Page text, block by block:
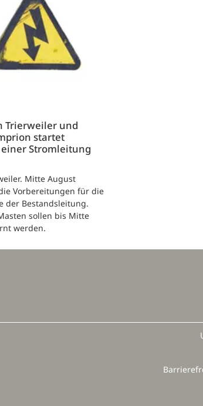
Trierweiler und
startet
einer Stromleitung
Mitte August
Vorbereitungen für die
der Bestandsleitung.
sollen bis Mitte
werden.